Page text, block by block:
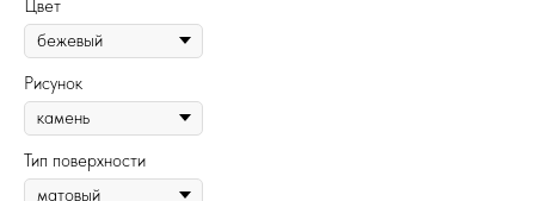
Цвет
Рисунок
Тип поверхности